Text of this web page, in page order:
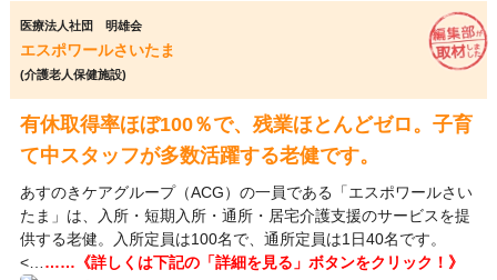
医療法人社団 明雄会
エスポワールさいたま
(介護老人保健施設)
有休取得率ほぼ100％で、残業ほとんどゼロ。子育
て中スタッフが多数活躍する老健です。
あすのきケアグループ（ACG）の一員である「エスポワールさい
たま」は、入所・短期入所・通所・居宅介護支援のサービスを提
供する老健。入所定員は100名で、通所定員は1日40名です。
<… ……《詳しくは下記の「詳細を見る」ボタンをクリック！》